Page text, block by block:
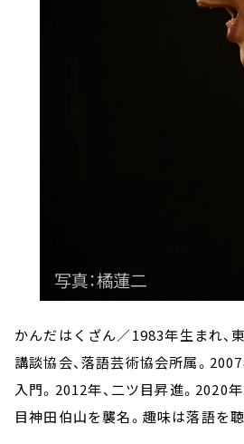
かんだはくざん／1983年生まれ、
講談協会、落語芸術協会所属。
入門。2012年、二ツ目昇進。2020
目神田伯山を襲名。趣味は落語を聴